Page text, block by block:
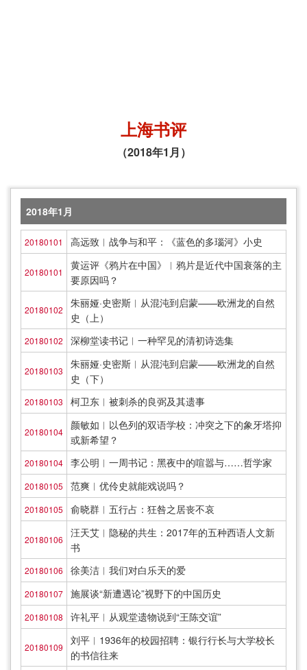
上海书评
（2018年1月）
2018年1月
20180101 高远致︱战争与和平：《蓝色的多瑙河》小史
20180101
黄运评《鸦片在中国》︱鸦片是近代中国衰落的主
要原因吗？
20180102
朱丽娅·史密斯︱从混沌到启蒙——欧洲龙的自然
史（上）
20180102 深柳堂读书记︱一种罕见的清初诗选集
20180103
朱丽娅·史密斯︱从混沌到启蒙——欧洲龙的自然
史（下）
20180103 柯卫东︱被刺杀的良弼及其遗事
20180104
颜敏如︱以色列的双语学校：冲突之下的象牙塔抑
或新希望？
20180104 李公明︱一周书记：黑夜中的喧嚣与……哲学家
20180105 范爽︱优伶史就能戏说吗？
20180105 俞晓群︱五行占：狂咎之居丧不哀
20180106
汪天艾︱隐秘的共生：2017年的五种西语人文新
书
20180106 徐美洁︱我们对白乐天的爱
20180107 施展谈“新遭遇论”视野下的中国历史
20180108 许礼平︱从观堂遗物说到“王陈交谊”
20180109
刘平︱1936年的校园招聘：银行行长与大学校长
的书信往来